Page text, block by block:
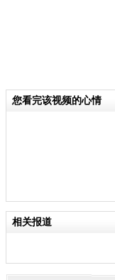
您看完该视频的心情
相关报道